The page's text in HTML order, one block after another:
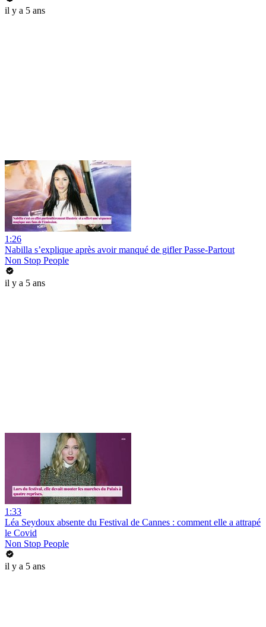
il y a 5 ans
1:26
Nabilla s’explique après avoir manqué de gifler Passe-Partout
Non Stop People
il y a 5 ans
1:33
Léa Seydoux absente du Festival de Cannes : comment elle a attrapé
le Covid
Non Stop People
il y a 5 ans